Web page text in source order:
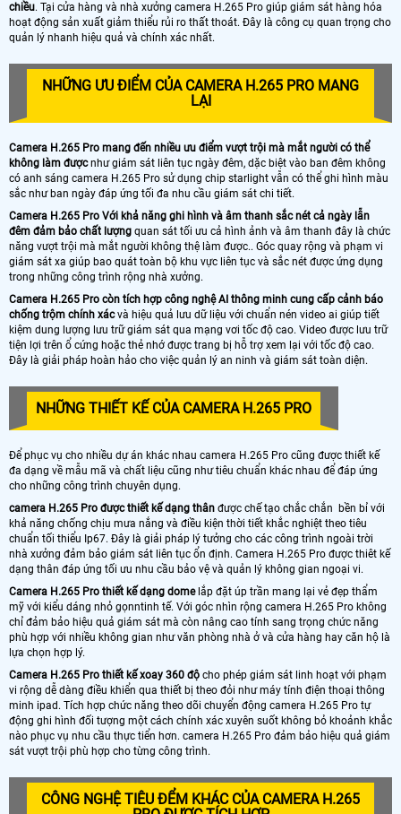
chiều. Tại cửa hàng và nhà xưởng camera H.265 Pro giúp giám sát hàng hóa
hoạt động sản xuất giảm thiểu rủi ro thất thoát. Đây là công cụ quan trọng cho
quản lý nhanh hiệu quả và chính xác nhất.
NHỮNG ƯU ĐIỂM CỦA CAMERA H.265 PRO MANG
LẠI
Camera H.265 Pro mang đến nhiều ưu điểm vượt trội mà mắt người có thể
không làm đượcnhư giám sát liên tục ngày đêm, dặc biệt vào ban đêm không
có anh sáng camera H.265 Pro sử dụng chip starlight vẫn có thể ghi hình màu
sắc như ban ngày đáp ứng tối đa nhu cầu giám sát chi tiết.
Camera H.265 Pro Với khả năng ghi hình và âm thanh sắc nét cả ngày lẫn
đêm đảm bảo chất lượng quan sát tối ưu cả hình ảnh và âm thanh đây là chức
năng vượt trội mà mắt người không thệ làm được.. Góc quay rộng và phạm vi
giám sát xa giúp bao quát toàn bộ khu vực liên tục và sắc nét được ứng dụng
trong những công trình rộng nhà xưởng.
Camera H.265 Pro còn tích hợp công nghệ AI thông minh cung cấp cảnh báo
chống trộm chính xácvà hiệu quả lưu dữ liệu với chuẩn nén video ai giúp tiết
kiệm dung lượng lưu trữ giám sát qua mạng vơi tốc độ cao. Video được lưu trữ
tiện lợi trên ổ cứng hoặc thẻ nhớ được trang bị hỗ trợ xem lại với tốc độ cao.
Đây là giải pháp hoàn hảo cho việc quản lý an ninh và giám sát toàn diện.
NHỮNG THIẾT KẾ CỦA CAMERA H.265 PRO
Để phục vụ cho nhiều dự án khác nhau camera H.265 Pro cũng được thiết kế
đa dạng về mẫu mã và chất liệu cũng như tiêu chuẩn khác nhau để đáp ứng
cho những công trình chuyên dụng.
camera H.265 Pro được thiết kế dạng thân được chế tạo chắc chắn bền bỉ với
khả năng chống chịu mưa nắng và điều kiện thời tiết khắc nghiệt theo tiêu
chuẩn tối thiểu Ip67. Đây là giải pháp lý tưởng cho các công trình ngoài trời
nhà xưởng đảm bảo giám sát liên tục ổn định. Camera H.265 Pro được thiêt kế
dạng thân đáp ứng tối ưu nhu cầu bảo vệ và quản lý không gian ngoại vi.
Camera H.265 Pro thiết kế dạng domelắp đặt úp trần mang lại vẻ đẹp thẩm
mỹ với kiểu dáng nhỏ gọnntinh tế. Với góc nhìn rộng camera H.265 Pro không
chỉ đảm bảo hiệu quả giám sát mà còn nâng cao tính sang trọng chức năng
phù hợp với nhiều không gian như văn phòng nhà ở và cửa hàng hay căn hộ là
lựa chọn hợp lý.
Camera H.265 Pro thiết kế xoay 360 độ cho phép giám sát linh hoạt với phạm
vi rộng dễ dàng điều khiển qua thiết bị theo đỏi như máy tính điện thoại thông
minh ipad. Tích hợp chức năng theo dõi chuyển động camera H.265 Pro tự
động ghi hình đối tượng một cách chính xác xuyên suốt không bỏ khoảnh khắc
nào phục vụ nhu cầu thực tiển hơn. camera H.265 Pro đảm bảo hiệu quả giám
sát vượt trội phù hợp cho từng công trình.
CÔNG NGHỆ TIÊU ĐỂM KHÁC CỦA CAMERA H.265